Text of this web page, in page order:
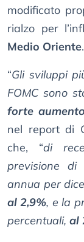
modificato
rialzo per
Medio Oriente.
“Gli sviluppi
FOMC sono
forte
nel report di
che, “di
previsione di
annua per
al 2,9%, e la
percentuali, al